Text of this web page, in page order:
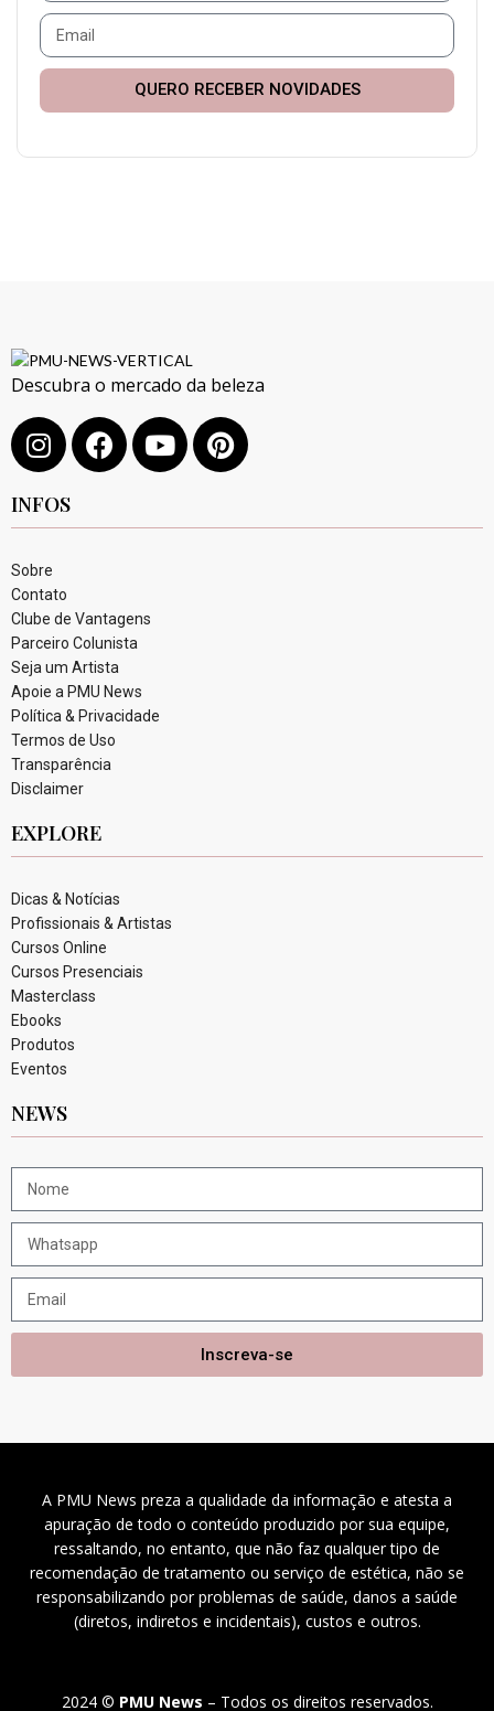
QUERO RECEBER NOVIDADES
Descubra o mercado da beleza
INFOS
Sobre
Contato
Clube de Vantagens
Parceiro Colunista
Seja um Artista
Apoie a PMU News
Política & Privacidade
Termos de Uso
Transparência
Disclaimer
EXPLORE
Dicas & Notícias
Profissionais & Artistas
Cursos Online
Cursos Presenciais
Masterclass
Ebooks
Produtos
Eventos
NEWS
Inscreva-se
A PMU News preza a qualidade da informação e atesta a
apuração de todo o conteúdo produzido por sua equipe,
ressaltando, no entanto, que não faz qualquer tipo de
recomendação de tratamento ou serviço de estética, não se
responsabilizando por problemas de saúde, danos a saúde
(diretos, indiretos e incidentais), custos e outros.
2024 © PMU News – Todos os direitos reservados.